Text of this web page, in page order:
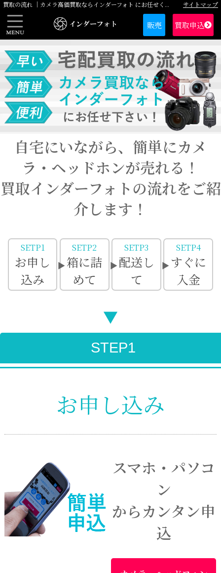
買取の流れ ｜カメラ高価買取ならインダーフォト にお任せください サイトマップ
自宅にいながら、簡単にカメ
ラ・ヘッドホンが売れる！
買取インダーフォトの流れをご紹
介します！
SETP1
お申し
込み
SETP2
箱に詰
めて
SETP3
配送し
て
SETP4
すぐに
入金
▼
STEP1
お申し込み
スマホ・パソコ
ン
からカンタン申
込
販売 買取申込